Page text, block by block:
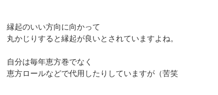
縁起のいい方向に向かって
丸かじりすると縁起が良いとされていますよね。
自分は毎年恵方巻でなく
恵方ロールなどで代用したりしていますが（苦笑